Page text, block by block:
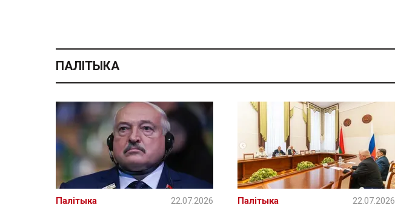
ПАЛІТЫКА
Палітыка 22.07.2026 Палітыка 22.07.2026